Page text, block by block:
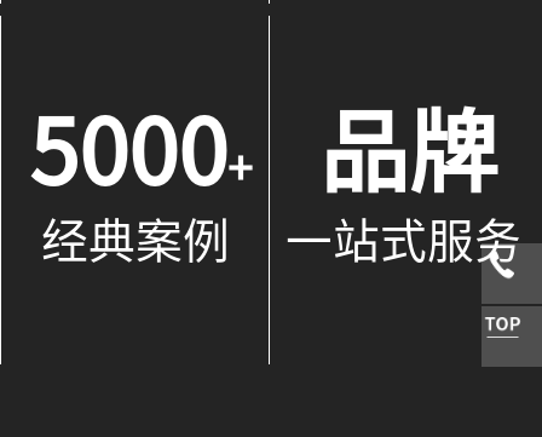
5000+
经典案例
品牌
一站式服务